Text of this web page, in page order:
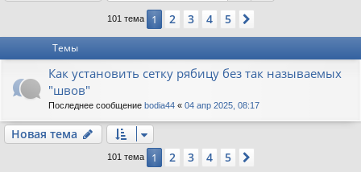
101 тема 1 2 3 4 5
Темы
Как установить сетку рябицу без так называемых
"швов"
Последнее сообщение bodia44 « 04 апр 2025, 08:17
Новая тема
101 тема 1 2 3 4 5